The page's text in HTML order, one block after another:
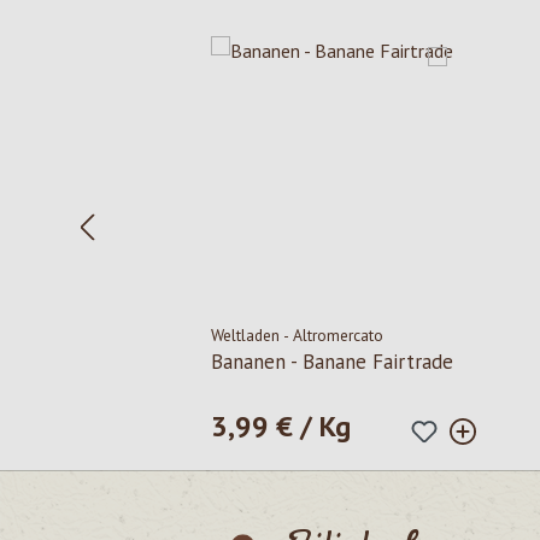
Weltladen - Altromercato
Bananen - Banane Fairtrade
Regulärer Preis:
3,99 € / Kg